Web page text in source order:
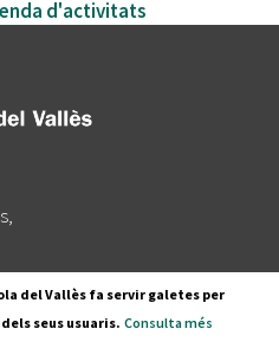
d'activitats
del Vallès fa servir galetes per
seus usuaris. Consulta més